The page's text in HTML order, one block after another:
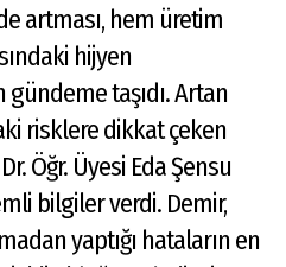
artması, hem üretim
hijyen
taşıdı. Artan
risklere dikkat çeken
Öğr. Üyesi Eda Şensu
bilgiler verdi. Demir,
yaptığı hataların en